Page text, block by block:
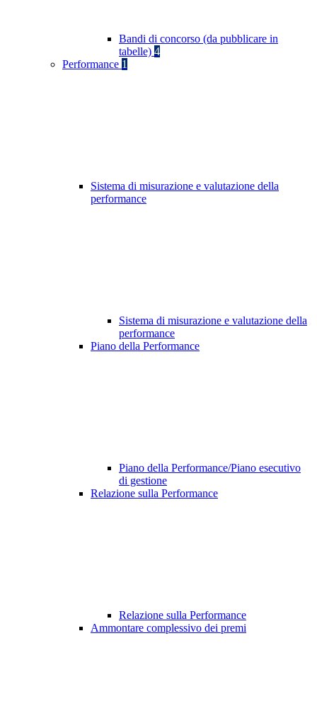
Bandi di concorso (da pubblicare in
tabelle) 4
Performance 1
Sistema di misurazione e valutazione della
performance
Sistema di misurazione e valutazione della
performance
Piano della Performance
Piano della Performance/Piano esecutivo
di gestione
Relazione sulla Performance
Relazione sulla Performance
Ammontare complessivo dei premi